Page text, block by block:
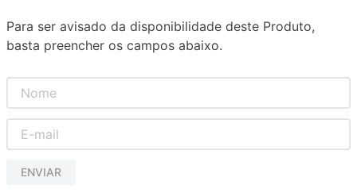
Para ser avisado da disponibilidade deste Produto,
basta preencher os campos abaixo.
ENVIAR